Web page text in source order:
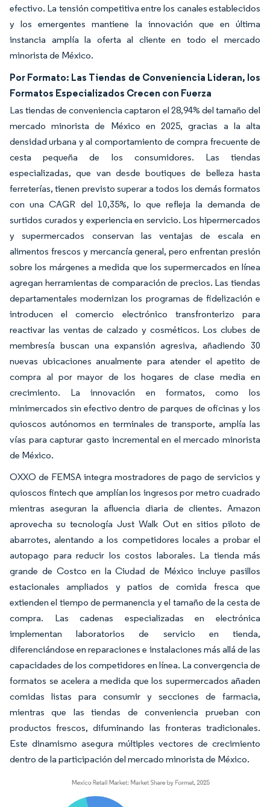
efectivo. La tensión competitiva entre los canales establecidos
y los emergentes mantiene la innovación que en última
instancia amplía la oferta al cliente en todo el mercado
minorista de México.
Por Formato: Las Tiendas de Conveniencia Lideran, los
Formatos Especializados Crecen con Fuerza
Las tiendas de conveniencia captaron el 28,94% del tamaño del
mercado minorista de México en 2025, gracias a la alta
densidad urbana y al comportamiento de compra frecuente de
cesta pequeña de los consumidores. Las tiendas
especializadas, que van desde boutiques de belleza hasta
ferreterías, tienen previsto superar a todos los demás formatos
con una CAGR del 10,35%, lo que refleja la demanda de
surtidos curados y experiencia en servicio. Los hipermercados
y supermercados conservan las ventajas de escala en
alimentos frescos y mercancía general, pero enfrentan presión
sobre los márgenes a medida que los supermercados en línea
agregan herramientas de comparación de precios. Las tiendas
departamentales modernizan los programas de fidelización e
introducen el comercio electrónico transfronterizo para
reactivar las ventas de calzado y cosméticos. Los clubes de
membresía buscan una expansión agresiva, añadiendo 30
nuevas ubicaciones anualmente para atender el apetito de
compra al por mayor de los hogares de clase media en
crecimiento. La innovación en formatos, como los
minimercados sin efectivo dentro de parques de oficinas y los
quioscos autónomos en terminales de transporte, amplía las
vías para capturar gasto incremental en el mercado minorista
de México.
OXXO de FEMSA integra mostradores de pago de servicios y
quioscos fintech que amplían los ingresos por metro cuadrado
mientras aseguran la afluencia diaria de clientes. Amazon
aprovecha su tecnología Just Walk Out en sitios piloto de
abarrotes, alentando a los competidores locales a probar el
autopago para reducir los costos laborales. La tienda más
grande de Costco en la Ciudad de México incluye pasillos
estacionales ampliados y patios de comida fresca que
extienden el tiempo de permanencia y el tamaño de la cesta de
compra. Las cadenas especializadas en electrónica
implementan laboratorios de servicio en tienda,
diferenciándose en reparaciones e instalaciones más allá de las
capacidades de los competidores en línea. La convergencia de
formatos se acelera a medida que los supermercados añaden
comidas listas para consumir y secciones de farmacia,
mientras que las tiendas de conveniencia prueban con
productos frescos, difuminando las fronteras tradicionales.
Este dinamismo asegura múltiples vectores de crecimiento
dentro de la participación del mercado minorista de México.